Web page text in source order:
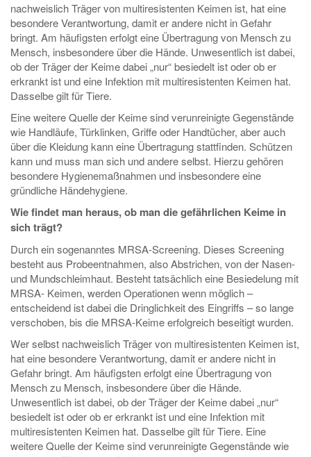
nachweislich Träger von multiresistenten Keimen ist, hat eine
besondere Verantwortung, damit er andere nicht in Gefahr
bringt. Am häufigsten erfolgt eine Übertragung von Mensch zu
Mensch, insbesondere über die Hände. Unwesentlich ist dabei,
ob der Träger der Keime dabei „nur“ besiedelt ist oder ob er
erkrankt ist und eine Infektion mit multiresistenten Keimen hat.
Dasselbe gilt für Tiere.
Eine weitere Quelle der Keime sind verunreinigte Gegenstände
wie Handläufe, Türklinken, Griffe oder Handtücher, aber auch
über die Kleidung kann eine Übertragung stattfinden. Schützen
kann und muss man sich und andere selbst. Hierzu gehören
besondere Hygienemaßnahmen und insbesondere eine
gründliche Händehygiene.
Wie findet man heraus, ob man die gefährlichen Keime in
sich trägt?
Durch ein sogenanntes MRSA-Screening. Dieses Screening
besteht aus Probeentnahmen, also Abstrichen, von der Nasen-
und Mundschleimhaut. Besteht tatsächlich eine Besiedelung mit
MRSA- Keimen, werden Operationen wenn möglich –
entscheidend ist dabei die Dringlichkeit des Eingriffs – so lange
verschoben, bis die MRSA-Keime erfolgreich beseitigt wurden.
Wer selbst nachweislich Träger von multiresistenten Keimen ist,
hat eine besondere Verantwortung, damit er andere nicht in
Gefahr bringt. Am häufigsten erfolgt eine Übertragung von
Mensch zu Mensch, insbesondere über die Hände.
Unwesentlich ist dabei, ob der Träger der Keime dabei „nur“
besiedelt ist oder ob er erkrankt ist und eine Infektion mit
multiresistenten Keimen hat. Dasselbe gilt für Tiere. Eine
weitere Quelle der Keime sind verunreinigte Gegenstände wie